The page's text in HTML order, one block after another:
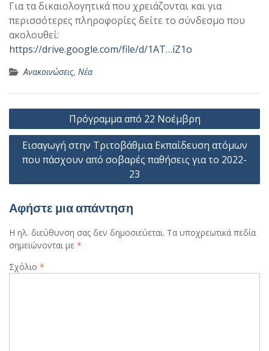
Για τα δικαιολογητικά που χρειάζονται και για
περισσότερες πληροφορίες δείτε το σύνδεσμο που
ακολουθεί:
https://drive.google.com/file/d/1AT…iZ1o
Ανακοινώσεις, Νέα
Πλοήγηση
άρθρων
Πρόγραμμα από 22 Νοέμβρη
Εισαγωγή στην Τριτοβάθμια Εκπαίδευση ατόμων
που πάσχουν από σοβαρές παθήσεις για το 2022-
23
Αφήστε μια απάντηση
Η ηλ. διεύθυνση σας δεν δημοσιεύεται. Τα υποχρεωτικά πεδία
σημειώνονται με *
Σχόλιο *